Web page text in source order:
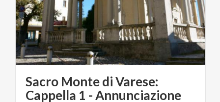
Sacro Monte di Varese:
Cappella 1 - Annunciazione